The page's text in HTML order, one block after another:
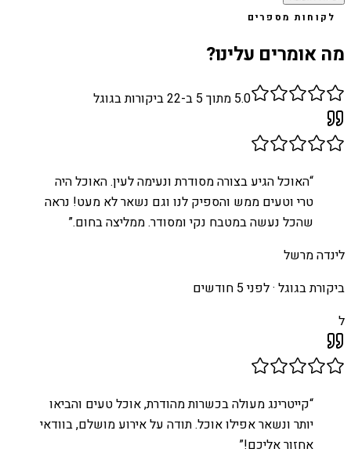
לקוחות מספרים
מה אומרים עלינו?
5.0 מתוך 5 ב- 22ביקורות בגוגל
“האוכל הגיע בצורה מסודרת ונעימה לעין. האוכל היה
טרי וטעים ממש והספיק לנו וגם נשאר לא מעט! נראה
שהכל נעשה במטבח נקי ומסודר. ממליצה בחום.”
לינדה מרשל
ביקורת בגוגל ·לפני 5 חודשים
ל
“קייטרינג מעולה בכשרות מהודרת, אוכל טעים והביאו
יותר ונשאר אפילו אוכל. תודה על אירוע מושלם, בוודאי
אחזור אליכם!”